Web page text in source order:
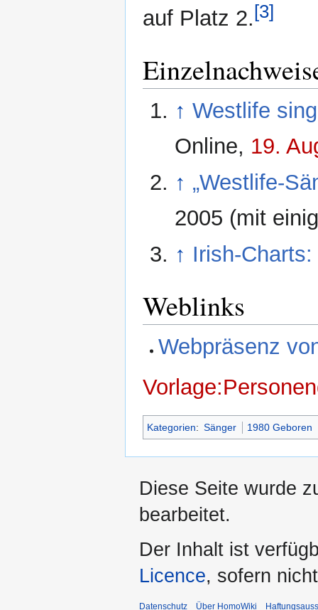
auf Platz 2.[3]
↑ Westlife
Online, 19.
↑ „Westlife-
2005 (mit
↑ Irish-
Weblinks
Webpräsenz
Kategorien: Sänger 1980 Geboren
Diese Seite wurde
bearbeitet.
Der Inhalt ist
Licence, sofern
Datenschutz Über HomoWiki